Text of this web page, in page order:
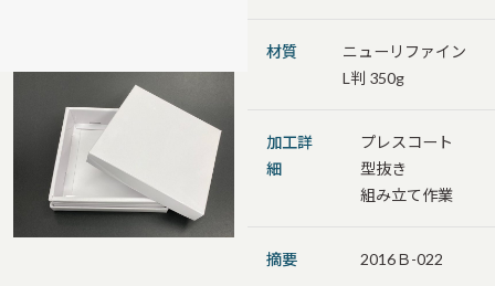
材質
ニューリファイン
L判 350g
加工詳
細
プレスコート
型抜き
組み立て作業
摘要 2016Ｂ-022